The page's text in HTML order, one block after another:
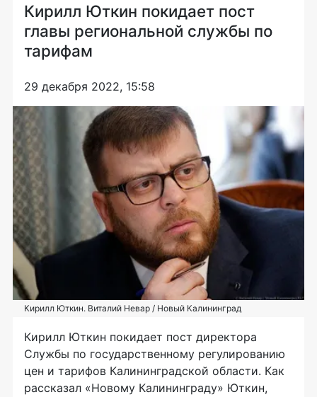
Кирилл Юткин покидает пост
главы региональной службы по
тарифам
29 декабря 2022, 15:58
Кирилл Юткин. Виталий Невар / Новый Калининград
Кирилл Юткин покидает пост директора
Службы по государственному регулированию
цен и тарифов Калининградской области. Как
рассказал «Новому Калининграду» Юткин,